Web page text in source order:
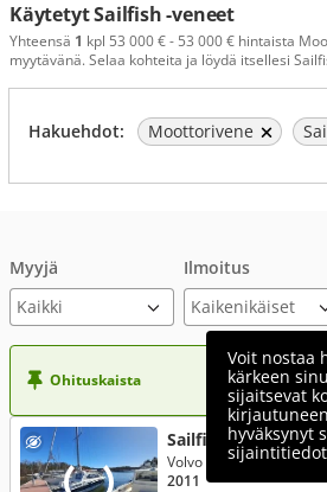
Käytetyt Sailfish -veneet
Yhteensä 1 kpl 53 000 € - 53 000 € hintaista
myytävänä. Selaa kohteita ja löydä itsellesi
Hakuehdot: Moottorivene
Myyjä Ilmoitus
Voit nostaa
kärkeen
sijaitsevat
hyväksynyt
Ohituskaista
Sailfish 26 F
Volvo Penta 300 Hp
2011